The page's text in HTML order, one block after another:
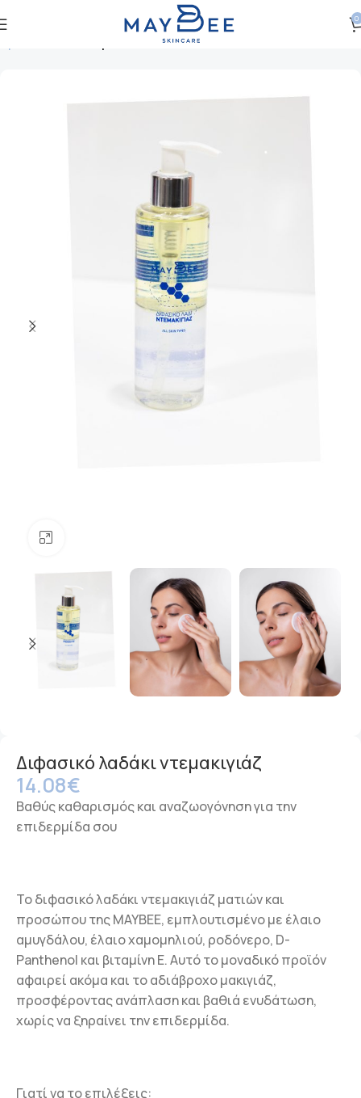
0
Διφασικό λαδάκι ντεμακιγιάζ
14.08€
Βαθύς καθαρισμός και αναζωογόνηση για την
επιδερμίδα σου
Το διφασικό λαδάκι ντεμακιγιάζ ματιών και
προσώπου της MAYBEE, εμπλουτισμένο με έλαιο
αμυγδάλου, έλαιο χαμομηλιού, ροδόνερο, D-
Panthenol και βιταμίνη Ε. Αυτό το μοναδικό προϊόν
αφαιρεί ακόμα και το αδιάβροχο μακιγιάζ,
προσφέροντας ανάπλαση και βαθιά ενυδάτωση,
χωρίς να ξηραίνει την επιδερμίδα.
Γιατί να το επιλέξεις: